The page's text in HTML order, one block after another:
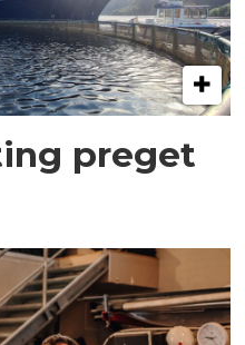
preget